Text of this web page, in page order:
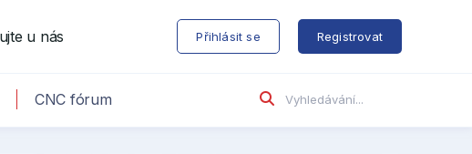
u nás Přihlásit se Registrovat
CNC fórum